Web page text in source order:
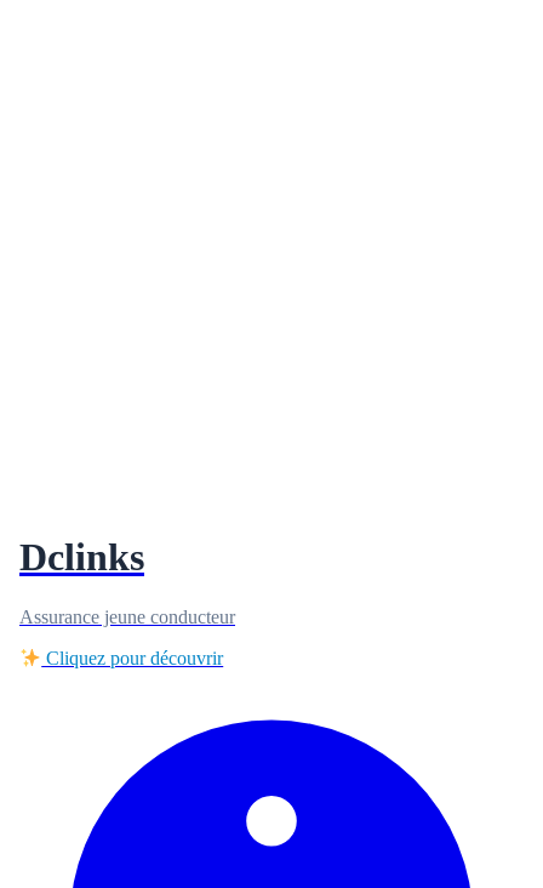
Dclinks
Assurance jeune conducteur
Cliquez pour découvrir